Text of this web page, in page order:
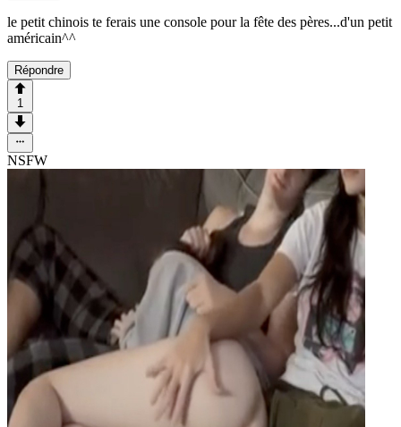
le petit chinois te ferais une console pour la fête des pères...d'un petit
américain^^
Répondre
1
NSFW